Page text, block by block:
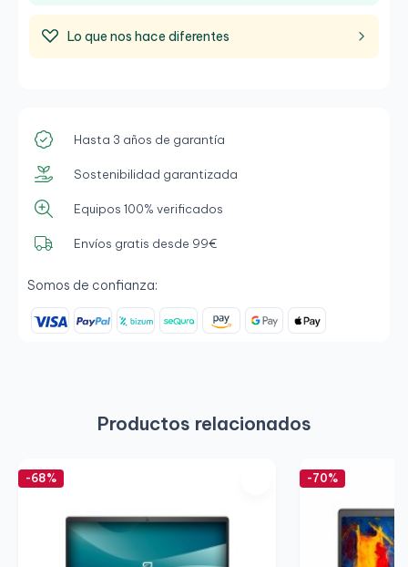
Lo que nos hace diferentes
Hasta 3 años de garantía
Sostenibilidad garantizada
Equipos 100% verificados
Envíos gratis desde 99€
Somos de confianza:
Productos relacionados
-68% -70%